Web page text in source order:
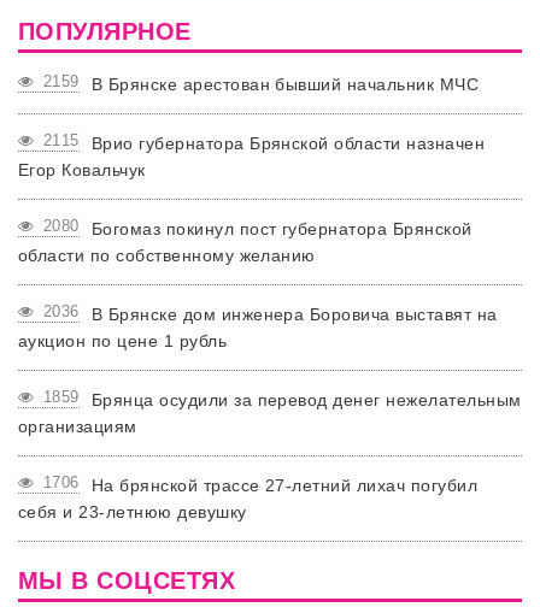
ПОПУЛЯРНОЕ
2159 В Брянске арестован бывший начальник МЧС
2115
Врио губернатора Брянской области назначен
Егор Ковальчук
2080
Богомаз покинул пост губернатора Брянской
области по собственному желанию
2036
В Брянске дом инженера Боровича выставят на
аукцион по цене 1 рубль
1859
Брянца осудили за перевод денег нежелательным
организациям
1706
На брянской трассе 27-летний лихач погубил
себя и 23-летнюю девушку
МЫ В СОЦСЕТЯХ